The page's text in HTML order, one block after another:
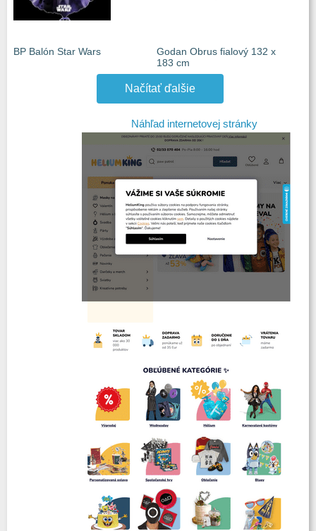
BP Balón Star Wars
Godan Obrus fialový 132 x
183 cm
Načítať ďalšie
Náhľad internetovej stránky